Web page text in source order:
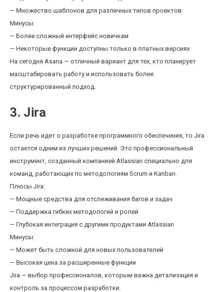
— Множество шаблонов для различных типов проектов
Минусы:
— Более сложный интерфейс новичкам
— Некоторые функции доступны только в платных версиях
На сегодня Asana — отличный вариант для тех, кто планирует
масштабировать работу и использовать более
структурированный подход.
3. Jira
Если речь идет о разработке программного обеспечения, то Jira
остается одним из лучших решений. Это профессиональный
инструмент, созданный компанией Atlassian специально для
команд, работающих по методологиям Scrum и Kanban.
Плюсы Jira:
— Мощные средства для отслеживания багов и задач
— Поддержка гибких методологий и ролей
— Глубокая интеграция с другими продуктами Atlassian
Минусы:
— Может быть сложной для новых пользователей
— Высокая цена за расширенные функции
Jira — выбор профессионалов, которым важна детализация и
контроль за процессом разработки.